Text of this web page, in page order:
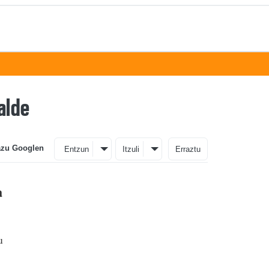
Googlen Entzun Itzuli Erraztu